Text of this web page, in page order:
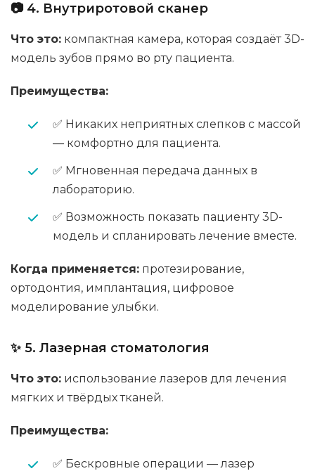
📷 4. Внутриротовой сканер
Что это: компактная камера, которая создаёт 3D-
модель зубов прямо во рту пациента.
Преимущества:
✅ Никаких неприятных слепков с массой
— комфортно для пациента.
✅ Мгновенная передача данных в
лабораторию.
✅ Возможность показать пациенту 3D-
модель и спланировать лечение вместе.
Когда применяется: протезирование,
ортодонтия, имплантация, цифровое
моделирование улыбки.
✨ 5. Лазерная стоматология
Что это: использование лазеров для лечения
мягких и твёрдых тканей.
Преимущества:
✅ Бескровные операции — лазер